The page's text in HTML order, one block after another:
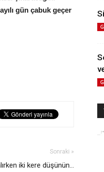
gün çabuk geçer
Sonraki »
iki kere düşünün...